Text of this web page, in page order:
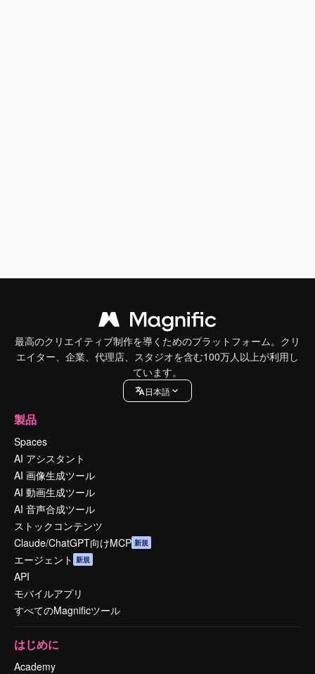
最高のクリエイティブ制作を導くためのプラットフォーム。クリ
エイター、企業、代理店、スタジオを含む100万人以上が利用し
ています。
日本語
製品
Spaces
AI アシスタント
AI 画像生成ツール
AI 動画生成ツール
AI 音声合成ツール
ストックコンテンツ
Claude/ChatGPT向けMCP 新規
エージェント 新規
API
モバイルアプリ
すべてのMagnificツール
はじめに
Academy